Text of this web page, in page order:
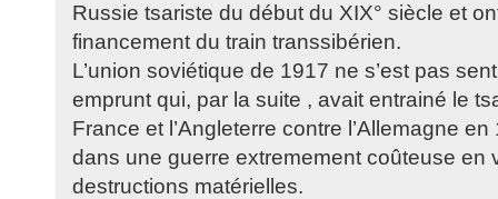
Russie tsariste du début du XIX° siècle et
financement du train transsibérien.
L’union soviétique de 1917 ne s’est pas
emprunt qui, par la suite , avait entrainé le
France et l’Angleterre contre l’Allemagne
dans une guerre extremement coûteuse en
destructions matérielles.